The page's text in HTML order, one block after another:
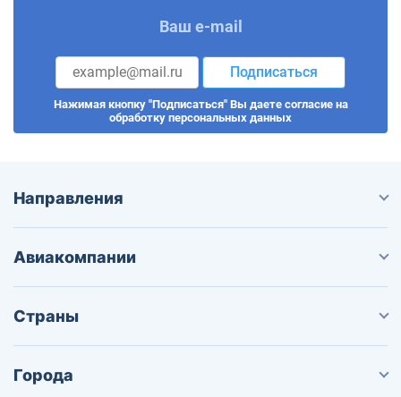
Ваш e-mail
Подписаться
Нажимая кнопку "Подписаться" Вы даете согласие на
обработку персональных данных
Направления
Авиакомпании
Страны
Города